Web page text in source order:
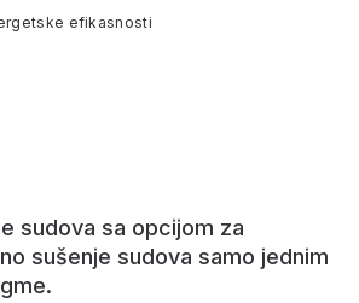
efikasnosti
sudova sa opcijom za
sušenje sudova samo jednim